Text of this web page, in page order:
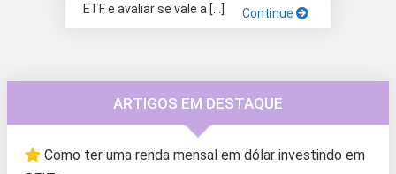
ETF e avaliar se vale a […]
Continue
ARTIGOS EM DESTAQUE
Como ter uma renda mensal em dólar investindo em